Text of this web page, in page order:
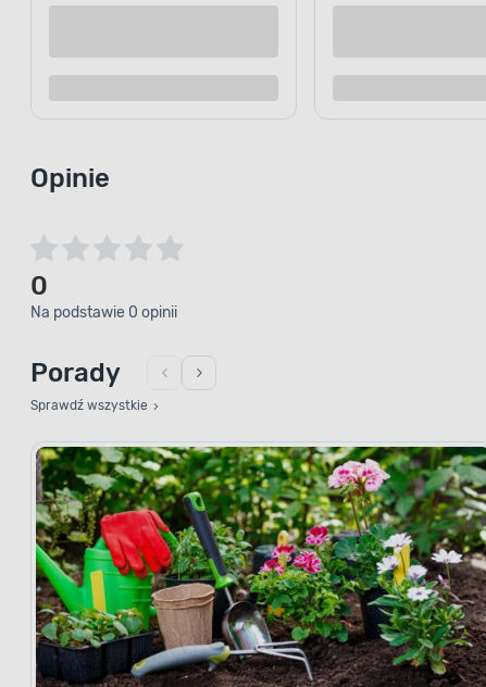
Kup teraz
0
Na podstawie 0 opinii
Sprawdź wszystkie